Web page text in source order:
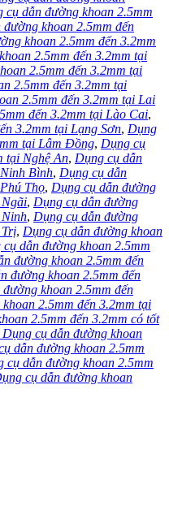
cụ dẫn đường khoan 2.5mm
đường khoan 2.5mm đến
khoan 2.5mm đến 3.2mm
2.5mm đến 3.2mm tại
2.5mm đến 3.2mm tại
2.5mm đến 3.2mm tại
2.5mm đến 3.2mm tại Lai
đến 3.2mm tại Lào Cai,
3.2mm tại Lạng Sơn, Dụng
tại Lâm Đồng, Dụng cụ
tại Nghệ An, Dụng cụ dẫn
Bình, Dụng cụ dẫn
Thọ, Dụng cụ dẫn đường
Ngãi, Dụng cụ dẫn đường
Ninh, Dụng cụ dẫn đường
Trị, Dụng cụ dẫn đường khoan
cụ dẫn đường khoan 2.5mm
đường khoan 2.5mm đến
đường khoan 2.5mm đến
khoan 2.5mm đến
2.5mm đến 3.2mm tại
2.5mm đến 3.2mm có tốt
cụ dẫn đường khoan
dẫn đường khoan 2.5mm
cụ dẫn đường khoan 2.5mm
cụ dẫn đường khoan